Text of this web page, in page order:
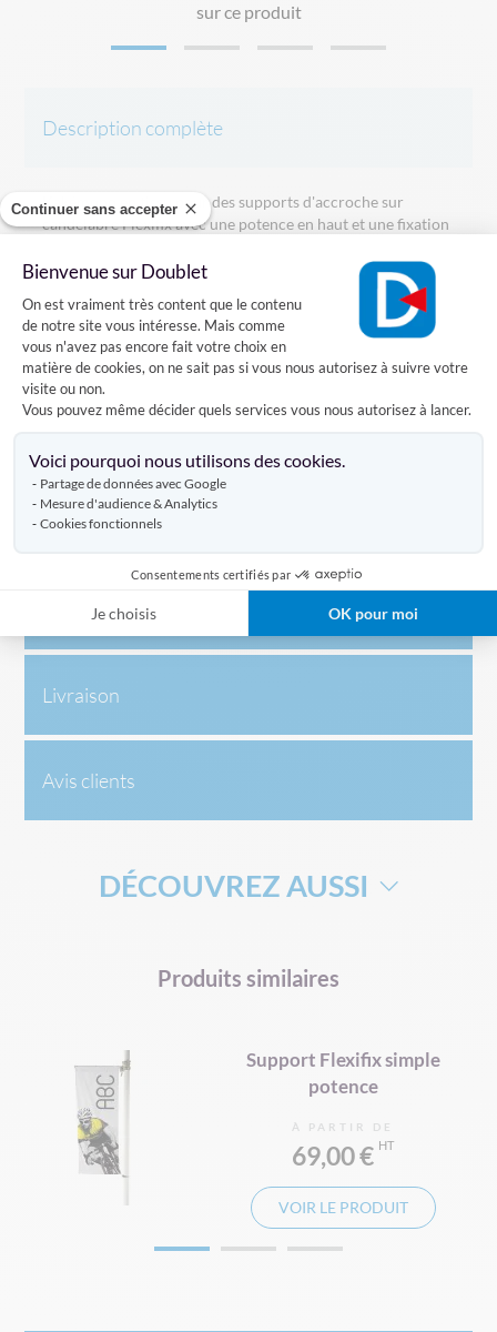
Continuer sans accepter
Bienvenue sur Doublet
Plateforme de Gestion du
On est vraiment très content que le contenu
de notre site vous intéresse. Mais comme
vous n'avez pas encore fait votre choix en
matière de cookies, on ne sait pas si vous nous autorisez à suivre votre
visite ou non.
Vous pouvez même décider quels services vous nous autorisez à lancer.
Voici pourquoi nous utilisons des cookies.
Partage de données avec Google
Mesure d'audience & Analytics
Cookies fonctionnels
Consentements certifiés par
Je choisis OK pour moi
sur ce produit
Description complète
Kakémono en tissu pour des supports d'accroche sur
candélabre Flexifix avec une potence en haut et une fixation
Le kakémono est en tissu polyester Ecofix (maille polyester
100 gr/m²) ou Ecofix recyclé (maille polyester 100 gr/m² à
base de fibres textiles en PET recyclé) imprimé en traversé.
Le visuel est donc visible sur les deux côtés.
Concernant la finition, le kakemono est muni d'un fourreau
extrémités avec des œillets supplémentaires sur les côtés
environ tous les 1,5 mètres ( exemple : 3 œillets pour 3m, 4
œillets pour 4m). Un ourlet bas vient renforcer le
Caractéristiques
Livraison
Avis clients
DÉCOUVREZ AUSSI
SUPPORT KAKEMONO
Produits similaires
Support Flexifix simple
potence
À PARTIR DE
69,00 €
VOIR LE PRODUIT